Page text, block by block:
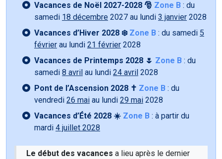
Vacances de Noël 2027-2028 🎅 Zone B : du
samedi 18 décembre 2027 au lundi 3 janvier 2028
Vacances d’Hiver 2028 ❄️ Zone B : du samedi 5
février au lundi 21 février 2028
Vacances de Printemps 2028 🌷 Zone B : du
samedi 8 avril au lundi 24 avril 2028
Pont de l’Ascension 2028 ✝️ Zone B : du
vendredi 26 mai au lundi 29 mai 2028
Vacances d’Été 2028 ☀️ Zone B : à partir du
mardi 4 juillet 2028
Le début des vacances a lieu après le dernier